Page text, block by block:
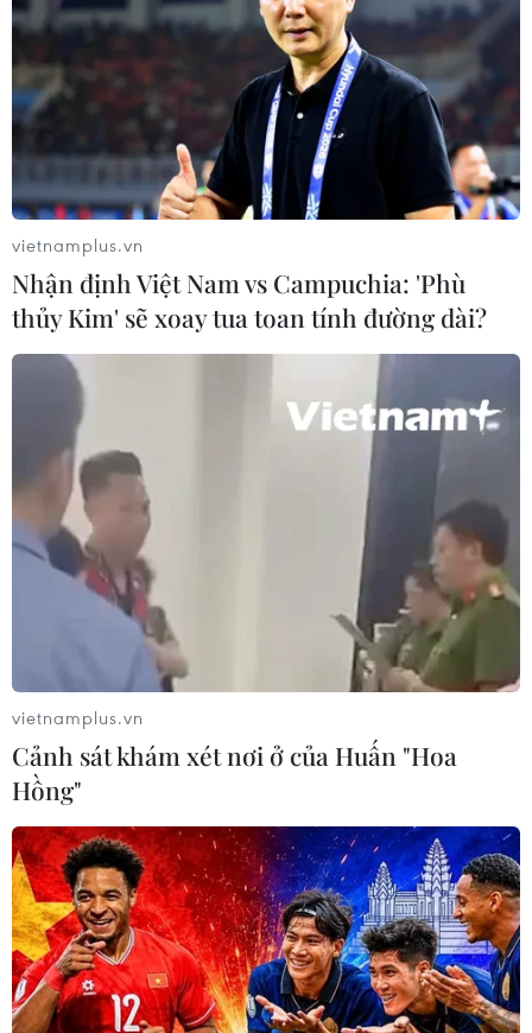
vietnamplus.vn
Nhận định Việt Nam vs Campuchia: 'Phù
thủy Kim' sẽ xoay tua toan tính đường dài?
vietnamplus.vn
Cảnh sát khám xét nơi ở của Huấn "Hoa
Hồng"